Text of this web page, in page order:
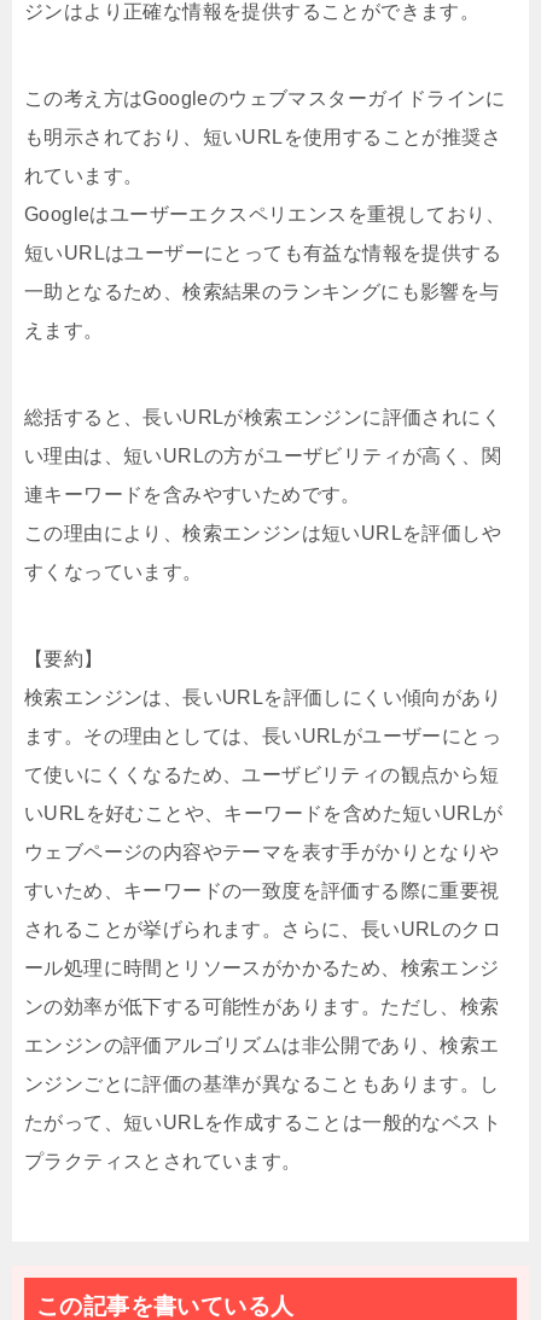
ジンはより正確な情報を提供することができます。
この考え方はGoogleのウェブマスターガイドラインに
も明示されており、短いURLを使用することが推奨さ
れています。
Googleはユーザーエクスペリエンスを重視しており、
短いURLはユーザーにとっても有益な情報を提供する
一助となるため、検索結果のランキングにも影響を与
えます。
総括すると、長いURLが検索エンジンに評価されにく
い理由は、短いURLの方がユーザビリティが高く、関
連キーワードを含みやすいためです。
この理由により、検索エンジンは短いURLを評価しや
すくなっています。
【要約】
検索エンジンは、長いURLを評価しにくい傾向があり
ます。その理由としては、長いURLがユーザーにとっ
て使いにくくなるため、ユーザビリティの観点から短
いURLを好むことや、キーワードを含めた短いURLが
ウェブページの内容やテーマを表す手がかりとなりや
すいため、キーワードの一致度を評価する際に重要視
されることが挙げられます。さらに、長いURLのクロ
ール処理に時間とリソースがかかるため、検索エンジ
ンの効率が低下する可能性があります。ただし、検索
エンジンの評価アルゴリズムは非公開であり、検索エ
ンジンごとに評価の基準が異なることもあります。し
たがって、短いURLを作成することは一般的なベスト
プラクティスとされています。
この記事を書いている人